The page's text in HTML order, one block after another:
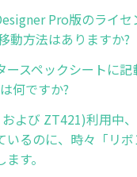
Pro版のライセ
動方法はありますか?
ースペックシートに記
何ですか?
よび ZT421)利用中
いるのに、時々「リ
す。